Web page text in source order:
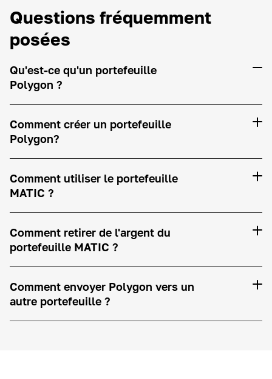
Questions fréquemment
posées
Qu'est-ce qu'un portefeuille
Polygon ?
Comment créer un portefeuille
Polygon?
Comment utiliser le portefeuille
MATIC ?
Comment retirer de l'argent du
portefeuille MATIC ?
Comment envoyer Polygon vers un
autre portefeuille ?